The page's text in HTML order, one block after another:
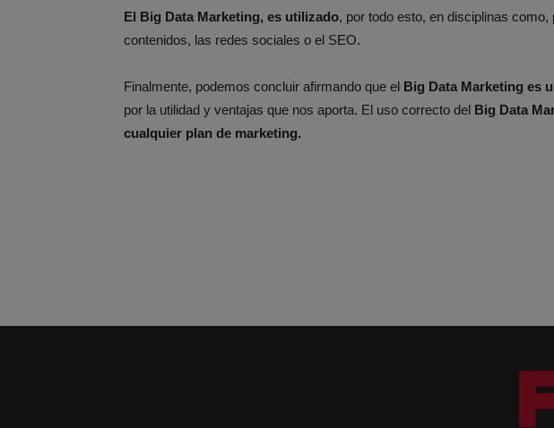
El Big Data Marketing, es utilizado, por todo esto, en disciplinas
contenidos, las redes sociales o el SEO.
Finalmente, podemos concluir afirmando que el Big Data Marketing es
por la utilidad y ventajas que nos aporta. El uso correcto del Big Data
cualquier plan de marketing.